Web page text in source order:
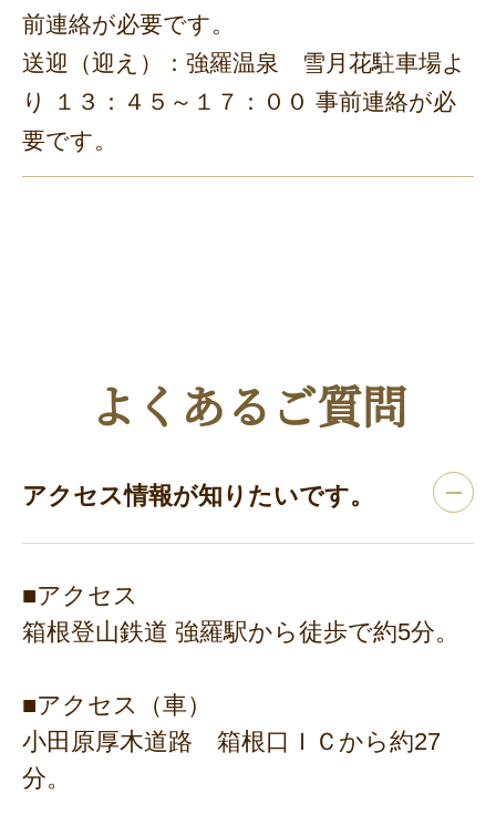
前連絡が必要です。
送迎（迎え）：強羅温泉 雪月花駐車場よ
り １３：４５～１７：００ 事前連絡が必
要です。
よくあるご質問
アクセス情報が知りたいです。
■アクセス
箱根登山鉄道 強羅駅から徒歩で約5分。
■アクセス（車）
小田原厚木道路 箱根口ＩＣから約27
分。